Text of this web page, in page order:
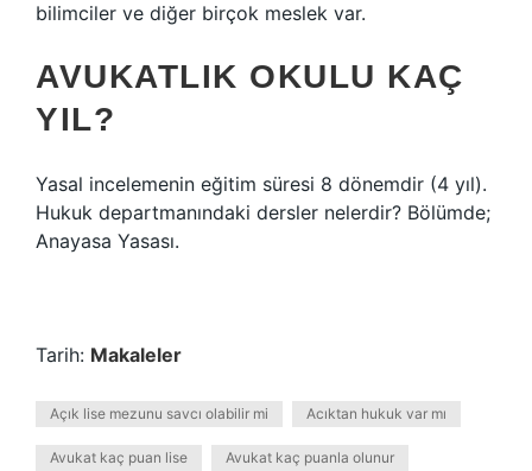
bilimciler ve diğer birçok meslek var.
AVUKATLIK OKULU KAÇ
YIL?
Yasal incelemenin eğitim süresi 8 dönemdir (4 yıl).
Hukuk departmanındaki dersler nelerdir? Bölümde;
Anayasa Yasası.
Tarih: Makaleler
Açık lise mezunu savcı olabilir mi Acıktan hukuk var mı
Avukat kaç puan lise Avukat kaç puanla olunur